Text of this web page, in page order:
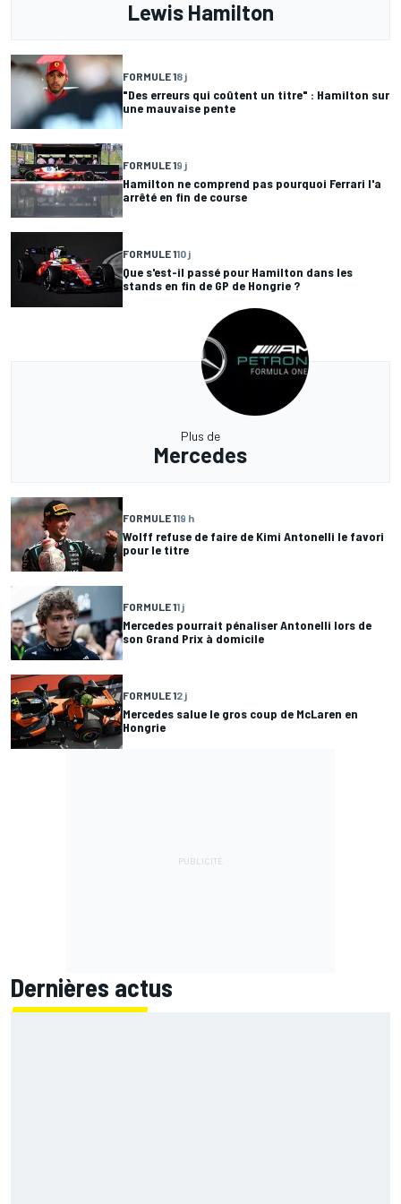
Lewis Hamilton
FORMULE 18 j
"Des erreurs qui coûtent un titre" : Hamilton sur
une mauvaise pente
FORMULE 19 j
Hamilton ne comprend pas pourquoi Ferrari l'a
arrêté en fin de course
FORMULE 110 j
Que s'est-il passé pour Hamilton dans les
stands en fin de GP de Hongrie ?
Plus de
Mercedes
FORMULE 119 h
Wolff refuse de faire de Kimi Antonelli le favori
pour le titre
FORMULE 11 j
Mercedes pourrait pénaliser Antonelli lors de
son Grand Prix à domicile
FORMULE 12 j
Mercedes salue le gros coup de McLaren en
Hongrie
Dernières actus